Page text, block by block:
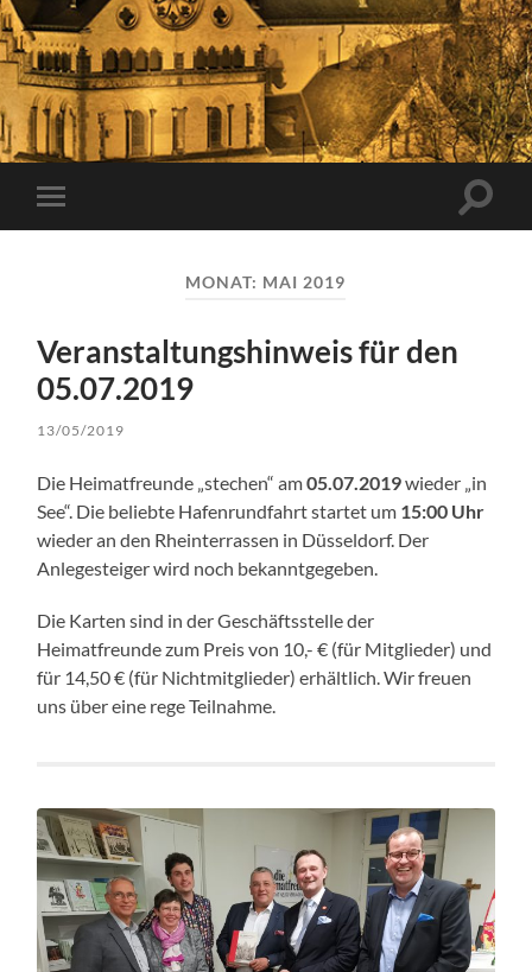
Mobile-
Menü
MONAT: MAI 2019
Veranstaltungshinweis für den
05.07.2019
13/05/2019
Die Heimatfreunde „stechen“ am05.07.2019wieder „in
See“. Die beliebte Hafenrundfahrt startet um 15:00 Uhr
wieder an den Rheinterrassen in Düsseldorf. Der
Anlegesteiger wird noch bekanntgegeben.
Die Karten sind in der Geschäftsstelle der
Heimatfreunde zum Preis von 10,- € (für Mitglieder) und
für 14,50 € (für Nichtmitglieder) erhältlich. Wir freuen
uns über eine rege Teilnahme.